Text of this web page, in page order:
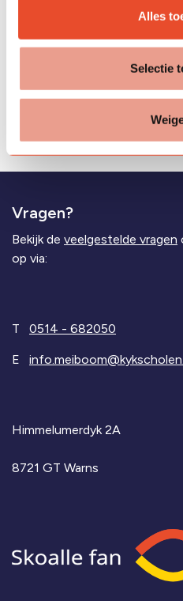
Alles
Selectie
Vragen?
Bekijk de veelgestelde vragen
op via:
T 0514 - 682050
E
Himmelumerdyk 2A
8721 GT Warns